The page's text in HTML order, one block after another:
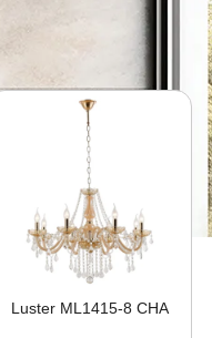
Luster ML1415-⁠8 CHA